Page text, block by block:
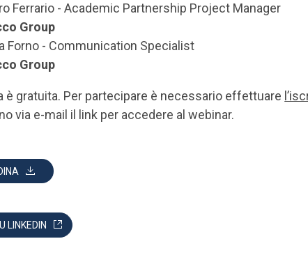
Ferrario - Academic Partnership Project Manager
Group
Forno - Communication Specialist
Group
è gratuita. Per partecipare è necessario effettuare
via e-mail il link per accedere al webinar.
LINKEDIN